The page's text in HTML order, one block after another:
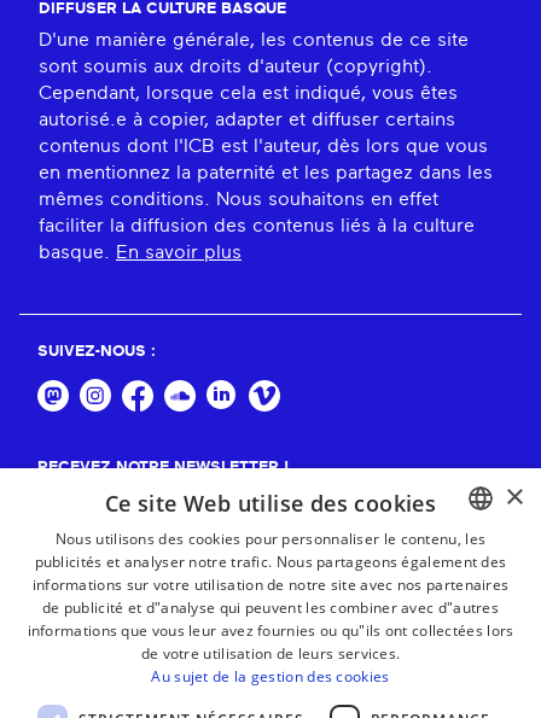
DIFFUSER LA CULTURE BASQUE
D'une manière générale, les contenus de ce site
sont soumis aux droits d'auteur (copyright).
Cependant, lorsque cela est indiqué, vous êtes
autorisé.e à copier, adapter et diffuser certains
contenus dont l'ICB est l'auteur, dès lors que vous
en mentionnez la paternité et les partagez dans les
mêmes conditions. Nous souhaitons en effet
faciliter la diffusion des contenus liés à la culture
basque. En savoir plus
SUIVEZ-NOUS :
RECEVEZ NOTRE NEWSLETTER !
BASQUE
FRENCH
×
Ce site Web utilise des cookies
Nous utilisons des cookies pour personnaliser le contenu, les
publicités et analyser notre trafic. Nous partageons également des
informations sur votre utilisation de notre site avec nos partenaires
de publicité et d"analyse qui peuvent les combiner avec d"autres
informations que vous leur avez fournies ou qu"ils ont collectées lors
de votre utilisation de leurs services.
Au sujet de la gestion des cookies